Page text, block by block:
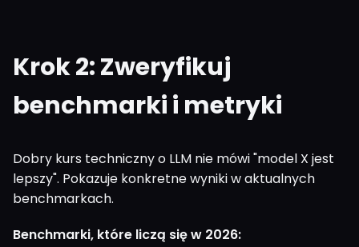
Krok 2: Zweryfikuj
benchmarki i metryki
Dobry kurs techniczny o LLM nie mówi "model X jest
lepszy". Pokazuje konkretne wyniki w aktualnych
benchmarkach.
Benchmarki, które liczą się w 2026: